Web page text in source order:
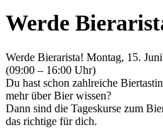
Werde
Werde Bierarista! Montag, 15.
(09:00 – 16:00 Uhr)
Du hast schon zahlreiche
mehr über Bier wissen?
Dann sind die Tageskurse zum
das richtige für dich.